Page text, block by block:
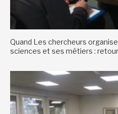
Quand Les chercheurs
sciences et ses métiers : retour